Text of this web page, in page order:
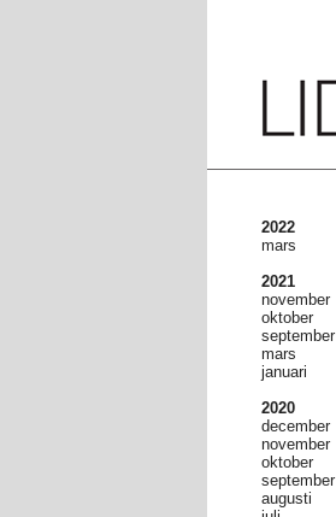
2022
mars
2021
november
oktober
september
mars
januari
2020
december
november
oktober
september
augusti